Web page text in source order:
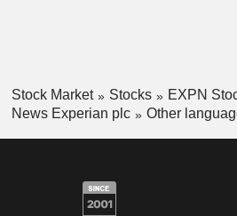
Stock Market Stocks
EXPN
News Experian plc
Other